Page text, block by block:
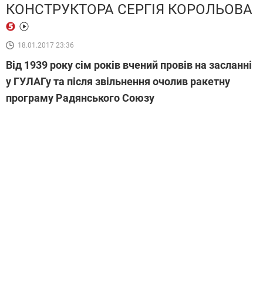
КОНСТРУКТОРА СЕРГІЯ КОРОЛЬОВА
18.01.2017 23:36
Від 1939 року сім років вчений провів на засланні
у ГУЛАГу та після звільнення очолив ракетну
програму Радянського Союзу